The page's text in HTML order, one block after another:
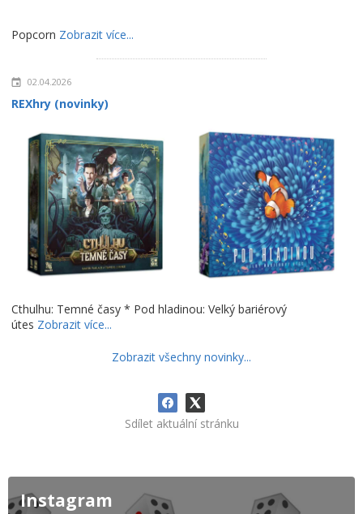
Popcorn Zobrazit více...
02.04.2026
REXhry (novinky)
Cthulhu: Temné časy * Pod hladinou: Velký bariérový
útes Zobrazit více...
Zobrazit všechny novinky...
Sdílet aktuální stránku
Instagram